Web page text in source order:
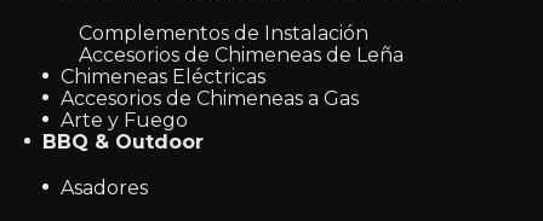
Complementos de Instalación
Accesorios de Chimeneas de Leña
Chimeneas Eléctricas
Accesorios de Chimeneas a Gas
Arte y Fuego
BBQ & Outdoor
Asadores